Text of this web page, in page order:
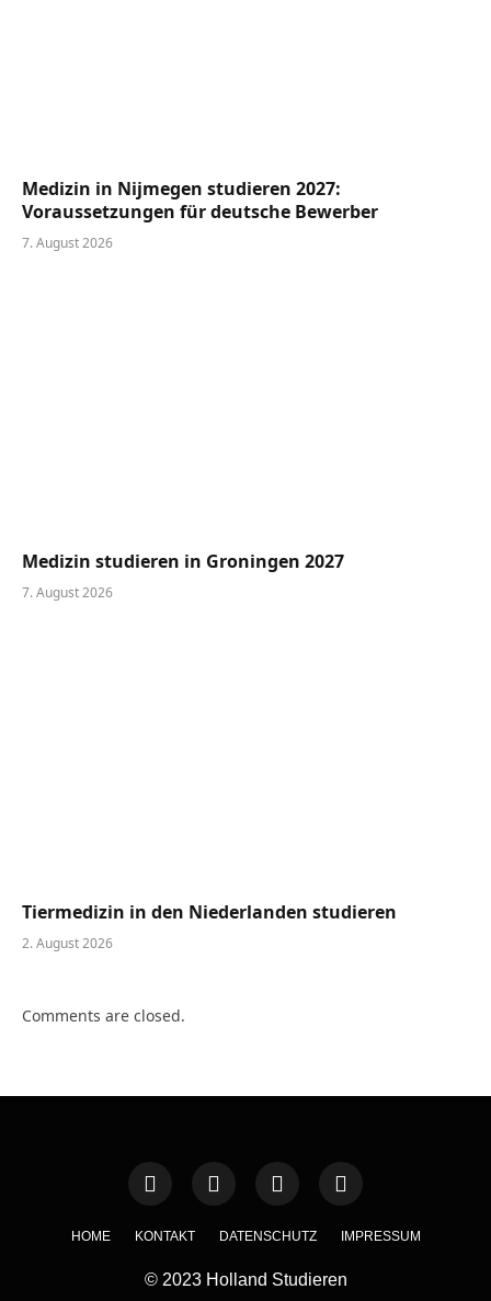
Medizin in Nijmegen studieren 2027:
Voraussetzungen für deutsche Bewerber
7. August 2026
Medizin studieren in Groningen 2027
7. August 2026
Tiermedizin in den Niederlanden studieren
2. August 2026
Comments are closed.
HOME KONTAKT DATENSCHUTZ IMPRESSUM
© 2023 Holland Studieren